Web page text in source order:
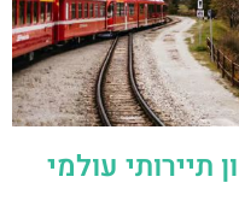
תיירותי עולמי